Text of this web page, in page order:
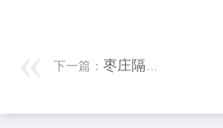
下一篇： 枣庄隔热条PA66 【12315投诉公示】消费者投诉天味食品食品安全问题